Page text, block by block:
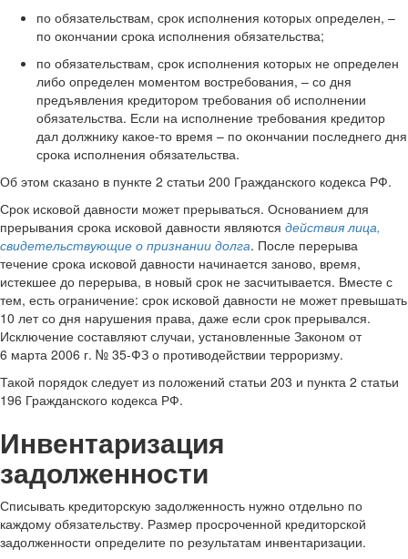
по обязательствам, срок исполнения которых определен, –
по окончании срока исполнения обязательства;
по обязательствам, срок исполнения которых не определен
либо определен моментом востребования, – со дня
предъявления кредитором требования об исполнении
обязательства. Если на исполнение требования кредитор
дал должнику какое-то время – по окончании последнего дня
срока исполнения обязательства.
Об этом сказано в пункте 2 статьи 200 Гражданского кодекса РФ.
Срок исковой давности может прерываться. Основанием для
прерывания срока исковой давности являются действия лица,
свидетельствующие о признании долга. После перерыва
течение срока исковой давности начинается заново, время,
истекшее до перерыва, в новый срок не засчитывается. Вместе с
тем, есть ограничение: срок исковой давности не может превышать
10 лет со дня нарушения права, даже если срок прерывался.
Исключение составляют случаи, установленные Законом от
6 марта 2006 г. № 35-ФЗ о противодействии терроризму.
Такой порядок следует из положений статьи 203 и пункта 2 статьи
196 Гражданского кодекса РФ.
Инвентаризация
задолженности
Списывать кредиторскую задолженность нужно отдельно по
каждому обязательству. Размер просроченной кредиторской
задолженности определите по результатам инвентаризации.